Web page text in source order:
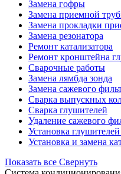
Замена гофры
Замена приемной
Замена прокладки
Замена резонатора
Ремонт катализатора
Ремонт кронштейна
Сварочные работы
Замена лямбда зонда
Замена сажевого
Сварка выпускных
Сварка глушителей
Удаление сажевого
Установка
Установка и замена
Показать все Свернуть